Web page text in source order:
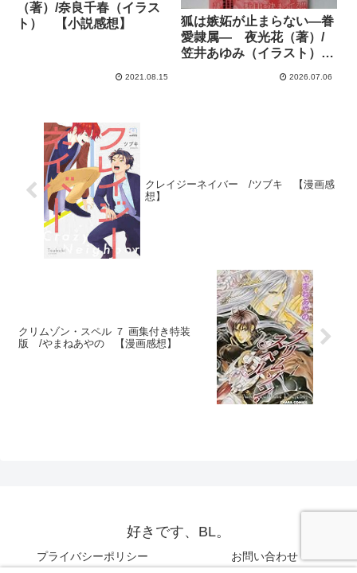
（著）/奈良千春（イラス
ト） 【小説感想】
2021.08.15
狐は嫉妬が止まらない―眷
愛隷属― 夜光花（著）/
笠井あゆみ（イラスト）
2026.07.06
クレイジーネイバー /ツブキ 【漫画感
想】
クリムゾン・スペル ７ 画集付き特装
版 /やまねあやの 【漫画感想】
好きです、BL。
プライバシーポリシー お問い合わせ